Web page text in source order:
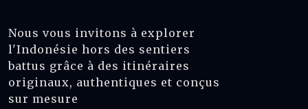
Nous vous invitons à explorer
l'Indonésie hors des sentiers
battus grâce à des itinéraires
originaux, authentiques et conçus
sur mesure